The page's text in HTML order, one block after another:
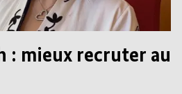
: mieux recruter au